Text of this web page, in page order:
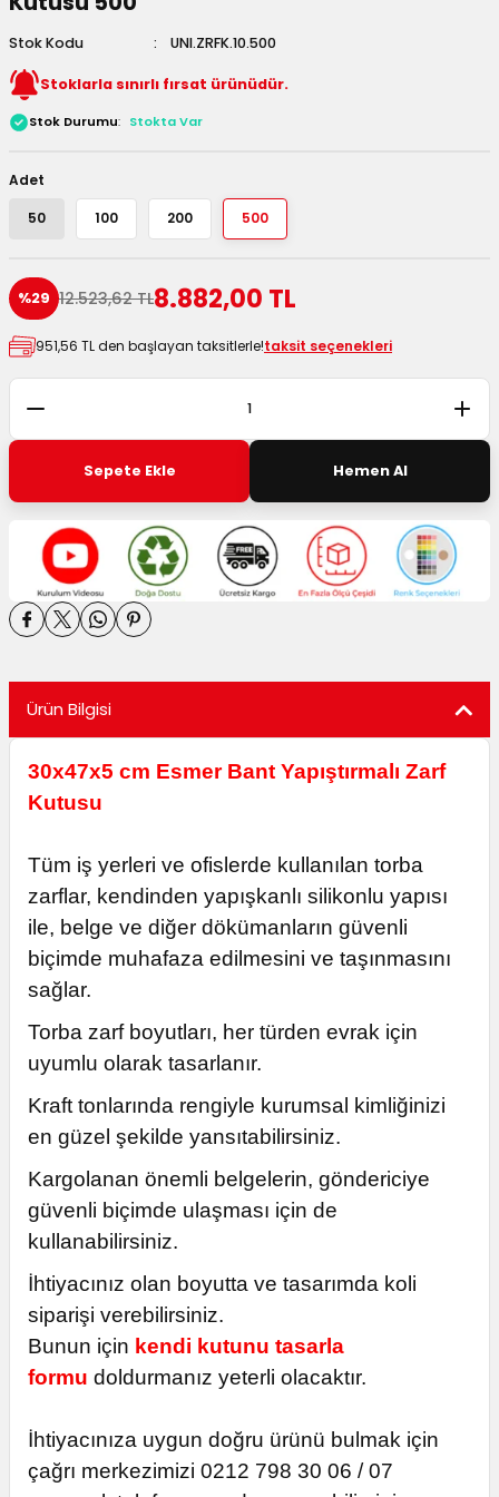
Kutuları
Kutuları
Masura Kapaklı
ve Koliler
Stok Kodu UNI.ZRFK.10.500
Stoklarla sınırlı fırsat ürünüdür.
Stok Durumu Stokta Var
Adet
50 100 200 500
%29 12.523,62 TL8.882,00 TL
951,56 TL den başlayan taksitlerle!taksit seçenekleri
Sepete Ekle Hemen Al
Ürün Bilgisi
30x47x5 cm Esmer Bant Yapıştırmalı Zarf
Kutusu
Tüm iş yerleri ve ofislerde kullanılan torba
zarflar, kendinden yapışkanlı silikonlu yapısı
ile, belge ve diğer dökümanların güvenli
biçimde muhafaza edilmesini ve taşınmasını
sağlar.
Torba zarf boyutları, her türden evrak için
uyumlu olarak tasarlanır.
Kraft tonlarında rengiyle kurumsal kimliğinizi
en güzel şekilde yansıtabilirsiniz.
Kargolanan önemli belgelerin, göndericiye
güvenli biçimde ulaşması için de
kullanabilirsiniz.
İhtiyacınız olan boyutta ve tasarımda koli
siparişi verebilirsiniz.
Bunun için kendi kutunu tasarla
formu doldurmanız yeterli olacaktır.
İhtiyacınıza uygun doğru ürünü bulmak için
çağrı merkezimizi 0212 798 30 06 / 07